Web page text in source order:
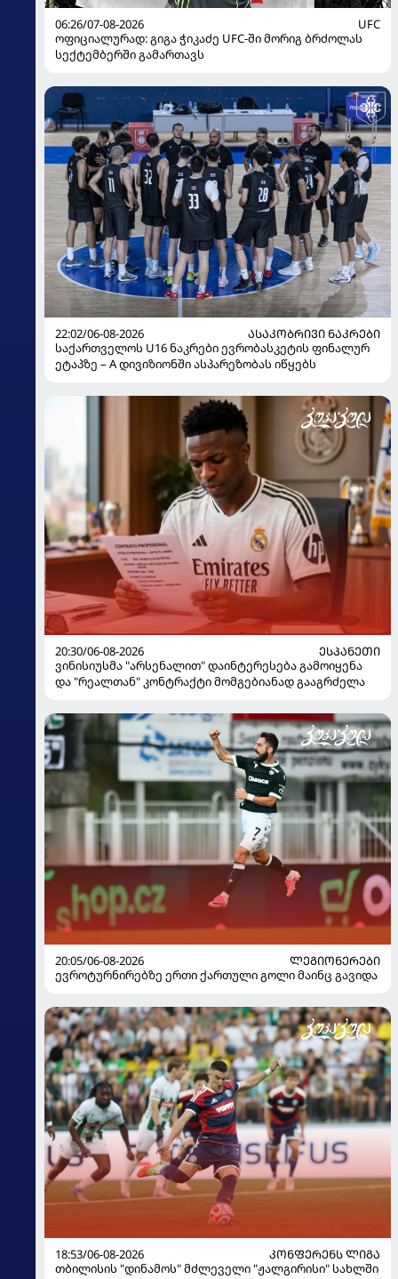
06:26/07-08-2026
UFC
ოფიციალურად: გიგა ჭიკაძე UFC-ში მორიგ ბრძოლას
სექტემბერში გამართავს
22:02/06-08-2026
ᲐᲡᲐᲙᲝᲑᲠᲘᲕᲘ ᲜᲐᲙᲠᲔᲑᲘ
საქართველოს U16 ნაკრები ევრობასკეტის ფინალურ
ეტაპზე – A დივიზიონში ასპარეზობას იწყებს
20:30/06-08-2026
ᲔᲡᲞᲐᲜᲔᲗᲘ
ვინისიუსმა "არსენალით" დაინტერესება გამოიყენა
და "რეალთან" კონტრაქტი მომგებიანად გააგრძელა
20:05/06-08-2026
ᲚᲔᲒᲘᲝᲜᲔᲠᲔᲑᲘ
ევროტურნირებზე ერთი ქართული გოლი მაინც გავიდა
18:53/06-08-2026
ᲙᲝᲜᲤᲔᲠᲔᲜᲡ ᲚᲘᲒᲐ
თბილისის "დინამოს" მძლეველი "ჟალგირისი" სახლში